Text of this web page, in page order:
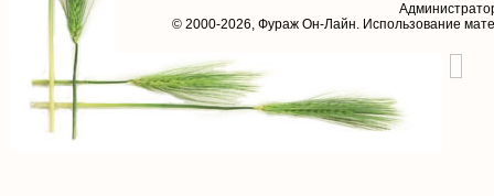
© 2000-2026, Фураж Он-Лайн. Использование